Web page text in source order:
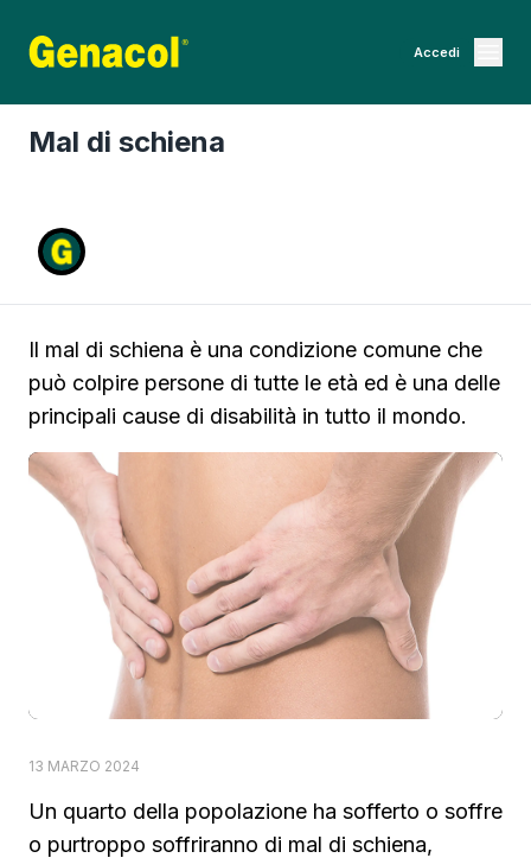
Accedi
Mal di schiena
Il mal di schiena è una condizione comune che
può colpire persone di tutte le età ed è una delle
principali cause di disabilità in tutto il mondo.
13 MARZO 2024
Un quarto della popolazione ha sofferto o soffre
o purtroppo soffriranno di mal di schiena,